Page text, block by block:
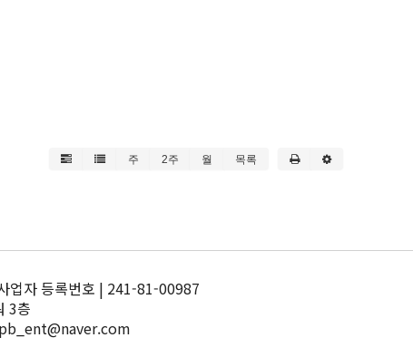
주 2주 월 목록
자 등록번호 | 241-81-00987
3층